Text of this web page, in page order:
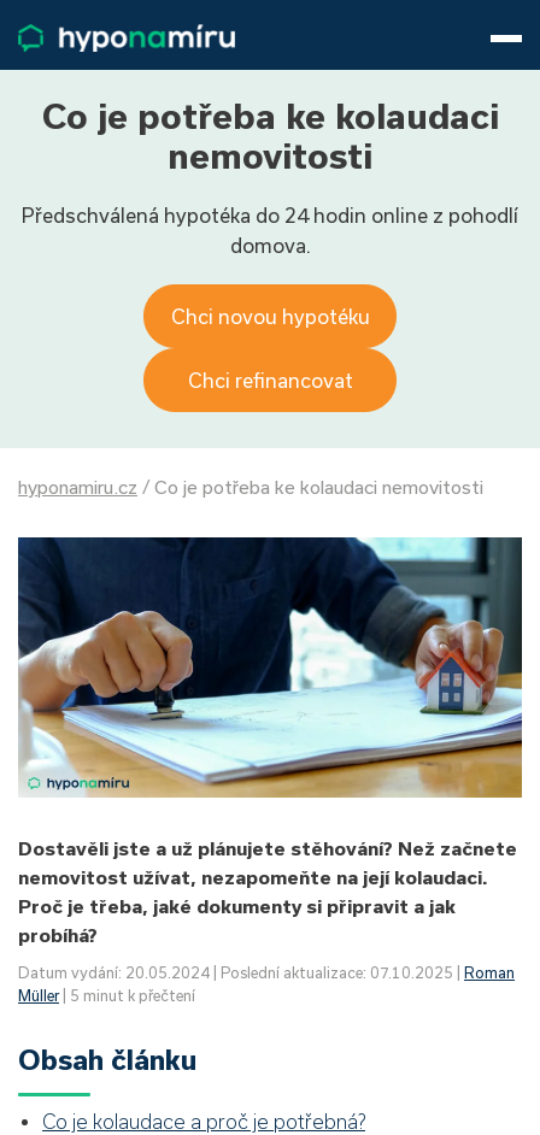
Životní pojištění
Pojištění nemovitosti
Články
800 688 388
9−16 hod.
Co je potřeba ke kolaudaci
nemovitosti
Předschválená hypotéka do 24 hodin online z pohodlí
domova.
Chci novou hypotéku
Chci refinancovat
hyponamiru.cz / Co je potřeba ke kolaudaci nemovitosti
Dostavěli jste a už plánujete stěhování? Než začnete
nemovitost užívat, nezapomeňte na její kolaudaci.
Proč je třeba, jaké dokumenty si připravit a jak
probíhá?
Datum vydání: 20.05.2024 | Poslední aktualizace: 07.10.2025 |
Roman
Müller| 5 minut k přečtení
Obsah článku
Co je kolaudace a proč je potřebná?